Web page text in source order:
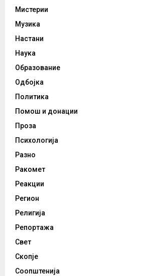
Мистерии
Музика
Настани
Наука
Образование
Одбојка
Политика
Помош и донации
Проза
Психологија
Разно
Ракомет
Реакции
Регион
Религија
Репортажа
Свет
Скопје
Соопштенија